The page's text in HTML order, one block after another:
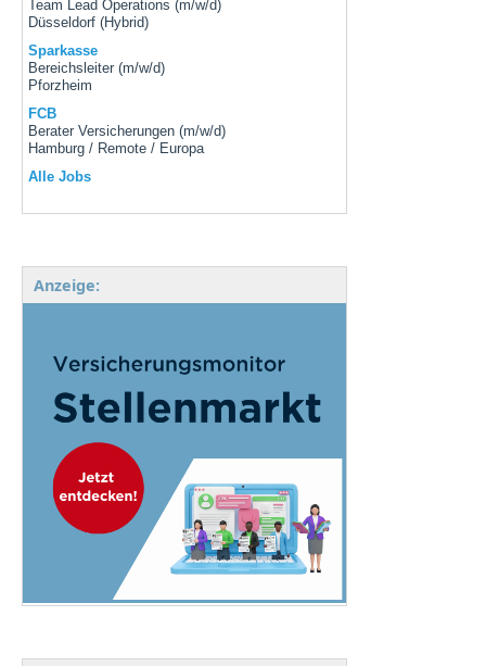
Team Lead Operations (m/w/d)
Düsseldorf (Hybrid)
Sparkasse
Bereichsleiter (m/w/d)
Pforzheim
FCB
Berater Versicherungen (m/w/d)
Hamburg / Remote / Europa
Alle Jobs
Anzeige: